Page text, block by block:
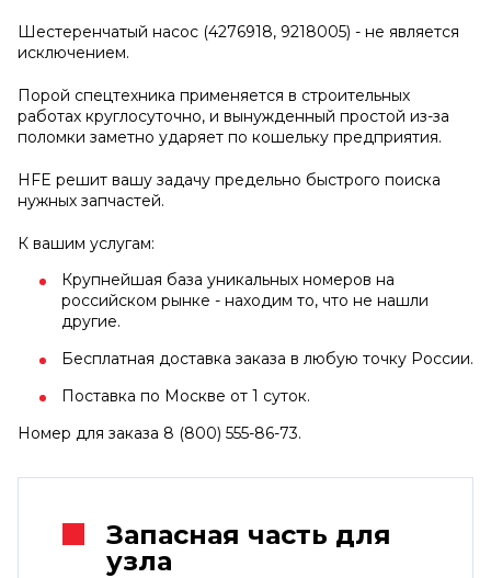
Шестеренчатый насос (4276918, 9218005) - не является
исключением.
Порой спецтехника применяется в строительных
работах круглосуточно, и вынужденный простой из-за
поломки заметно ударяет по кошельку предприятия.
HFE решит вашу задачу предельно быстрого поиска
нужных запчастей.
К вашим услугам:
Крупнейшая база уникальных номеров на
российском рынке - находим то, что не нашли
другие.
Бесплатная доставка заказа в любую точку России.
Поставка по Москве от 1 суток.
Номер для заказа 8 (800) 555-86-73.
Запасная часть для
узла